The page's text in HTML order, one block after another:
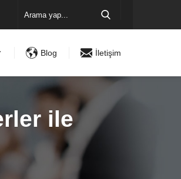
Blog İletişim
ile